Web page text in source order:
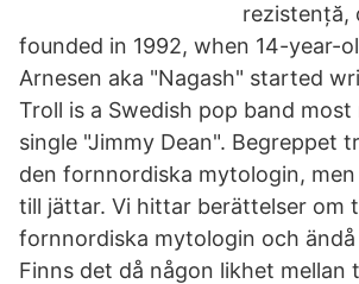
rezistență,
founded in 1992, when 14-year-
Arnesen aka "Nagash" started
Troll is a Swedish pop band
single "Jimmy Dean". Begreppet
den fornnordiska mytologin,
till jättar. Vi hittar berättelser om
fornnordiska mytologin och
Finns det då någon likhet mellan